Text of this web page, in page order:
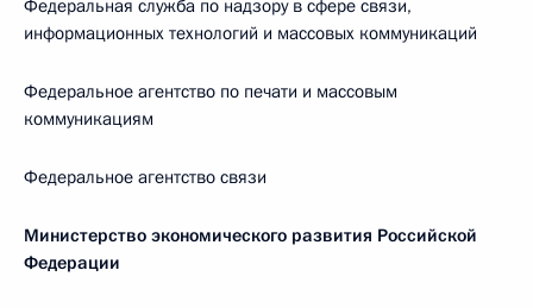
Федеральная служба по надзору в сфере связи,
информационных технологий и массовых коммуникаций
Федеральное агентство по печати и массовым
коммуникациям
Федеральное агентство связи
Министерство экономического развития Российской
Федерации